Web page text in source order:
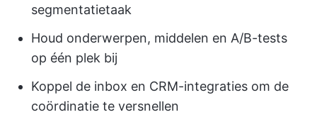
segmentatietaak
Houd onderwerpen, middelen en A/B-tests
op één plek bij
Koppel de inbox en CRM-integraties om de
coördinatie te versnellen